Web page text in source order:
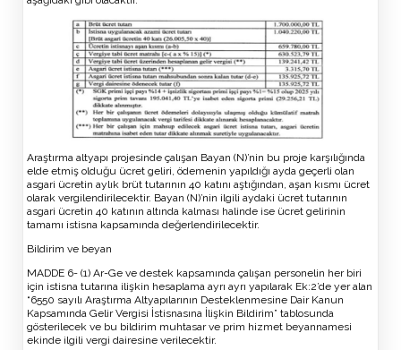
Araştırma altyapı projesinde çalışan Bayan (N)’nin bu proje karşılığında
elde etmiş olduğu ücret geliri, ödemenin yapıldığı ayda geçerli olan
asgari ücretin aylık brüt tutarının 40 katını aştığından, aşan kısmı ücret
olarak vergilendirilecektir. Bayan (N)’nin ilgili aydaki ücret tutarının
asgari ücretin 40 katının altında kalması halinde ise ücret gelirinin
tamamı istisna kapsamında değerlendirilecektir.
Bildirim ve beyan
MADDE 6- (1) Ar-Ge ve destek kapsamında çalışan personelin her biri
için istisna tutarına ilişkin hesaplama ayrı ayrı yapılarak Ek:2’de yer alan
“6550 sayılı Araştırma Altyapılarının Desteklenmesine Dair Kanun
Kapsamında Gelir Vergisi İstisnasına İlişkin Bildirim” tablosunda
gösterilecek ve bu bildirim muhtasar ve prim hizmet beyannamesi
ekinde ilgili vergi dairesine verilecektir.